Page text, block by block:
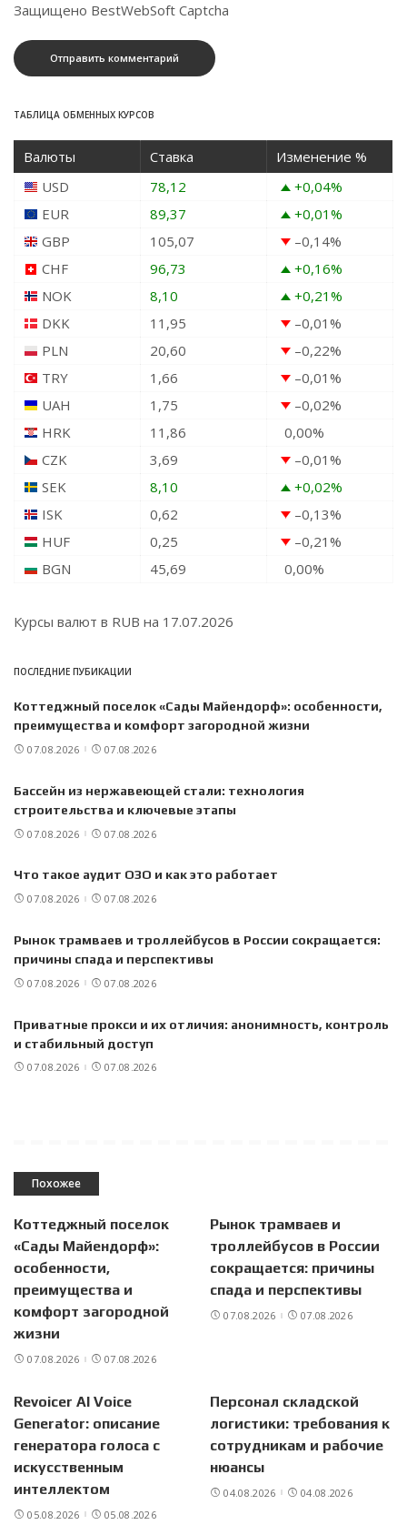
Защищено BestWebSoft Captcha
ТАБЛИЦА ОБМЕННЫХ КУРСОВ
Валюты Ставка
Изменение %
USD
78,12 +0,04%
EUR
89,37 +0,01%
GBP
105,07 –0,14%
CHF
96,73 +0,16%
NOK
8,10 +0,21%
DKK
11,95 –0,01%
PLN
20,60 –0,22%
TRY
1,66 –0,01%
UAH
1,75 –0,02%
HRK
11,86 0,00%
CZK
3,69 –0,01%
SEK
8,10 +0,02%
ISK
0,62 –0,13%
HUF
0,25 –0,21%
BGN
45,69 0,00%
Курсы валют в RUB на 17.07.2026
ПОСЛЕДНИЕ ПУБИКАЦИИ
Коттеджный поселок «Сады Майендорф»: особенности,
преимущества и комфорт загородной жизни
07.08.2026 07.08.2026
Бассейн из нержавеющей стали: технология
строительства и ключевые этапы
07.08.2026 07.08.2026
Что такое аудит ОЗО и как это работает
07.08.2026 07.08.2026
Рынок трамваев и троллейбусов в России сокращается:
причины спада и перспективы
07.08.2026 07.08.2026
Приватные прокси и их отличия: анонимность, контроль
и стабильный доступ
07.08.2026 07.08.2026
Похожее
Коттеджный поселок
«Сады Майендорф»:
особенности,
преимущества и
комфорт загородной
жизни
07.08.2026 07.08.2026
Рынок трамваев и
троллейбусов в России
сокращается: причины
спада и перспективы
07.08.2026 07.08.2026
Revoicer AI Voice
Generator: описание
генератора голоса с
искусственным
интеллектом
05.08.2026 05.08.2026
Персонал складской
логистики: требования к
сотрудникам и рабочие
нюансы
04.08.2026 04.08.2026